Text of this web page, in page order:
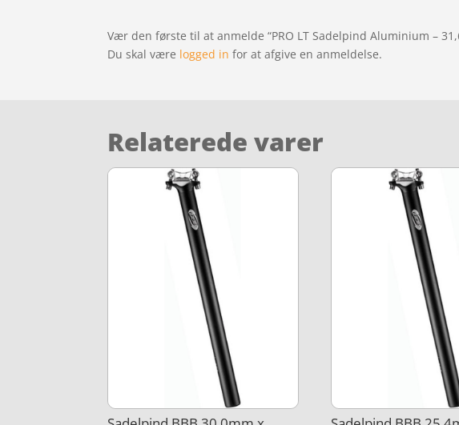
Vær den første til at anmelde “PRO LT Sadelpind Aluminium –
Du skal være logged in for at afgive en anmeldelse.
Relaterede varer